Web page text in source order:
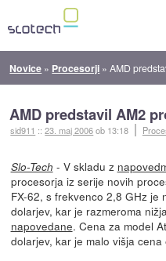
Novice » Procesorji »AMD
AMD predstavil AM2
sid911 ::23. maj 2006ob 13:18
Slo-Tech - V skladu z
procesorja iz serije novih
FX-62, s frekvenco 2,8 GHz je
dolarjev, kar je razmeroma
napovedane. Cena za model
dolarjev, kar je malo višja